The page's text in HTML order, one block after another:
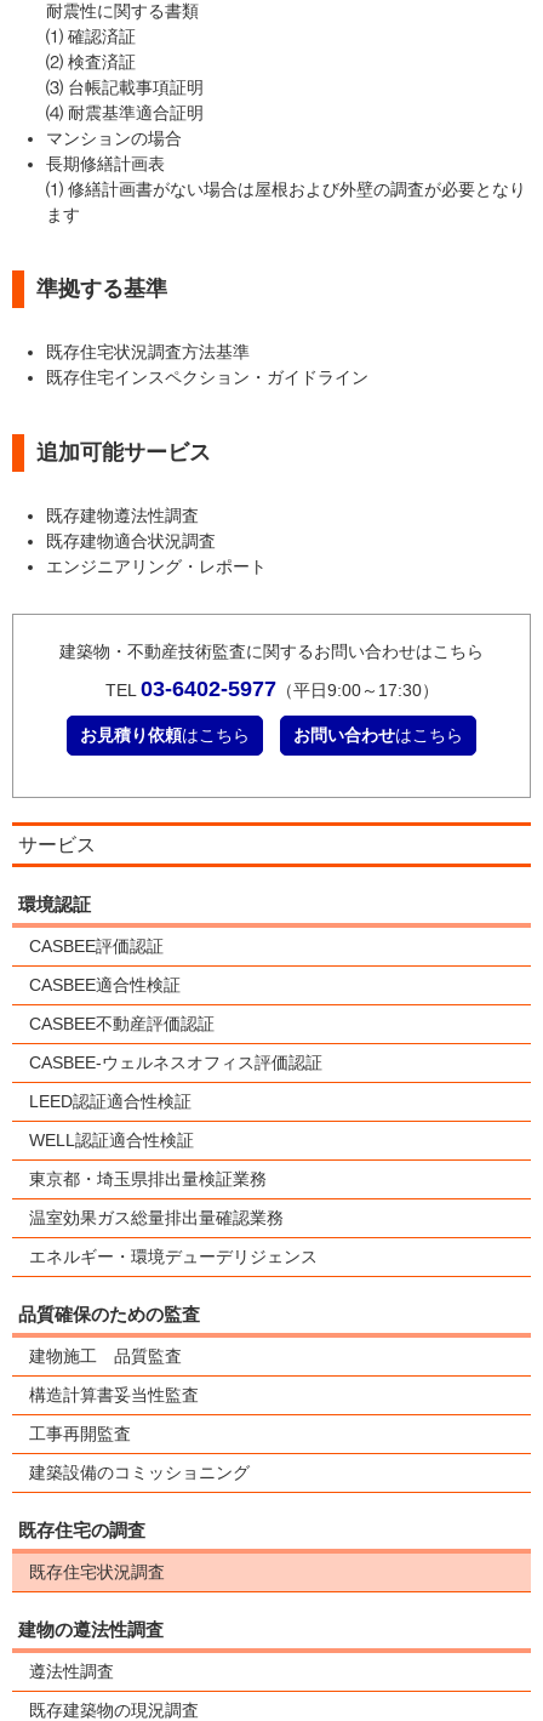
耐震性に関する書類
⑴ 確認済証
⑵ 検査済証
⑶ 台帳記載事項証明
⑷ 耐震基準適合証明
マンションの場合
長期修繕計画表
⑴ 修繕計画書がない場合は屋根および外壁の調査が必要となり
ます
準拠する基準
既存住宅状況調査方法基準
既存住宅インスペクション・ガイドライン
追加可能サービス
既存建物遵法性調査
既存建物適合状況調査
エンジニアリング・レポート
建築物・不動産技術監査に関するお問い合わせはこちら
TEL 03-6402-5977（平日9:00～17:30）
お見積り依頼はこちら お問い合わせはこちら
サービス
環境認証
CASBEE評価認証
CASBEE適合性検証
CASBEE不動産評価認証
CASBEE-ウェルネスオフィス評価認証
LEED認証適合性検証
WELL認証適合性検証
東京都・埼玉県排出量検証業務
温室効果ガス総量排出量確認業務
エネルギー・環境デューデリジェンス
品質確保のための監査
建物施工 品質監査
構造計算書妥当性監査
工事再開監査
建築設備のコミッショニング
既存住宅の調査
既存住宅状況調査
建物の遵法性調査
遵法性調査
既存建築物の現況調査